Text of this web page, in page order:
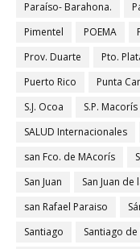
Paraíso- Barahona.
Pimentel
POEMA
Prov. Duarte
Pto.
Puerto Rico
Punta
S.J. Ocoa
S.P. Macorís
SALUD Internacionales
san Fco. de MAcorís
San Juan
San Juan de
san Rafael Paraiso
Santiago
Santiago